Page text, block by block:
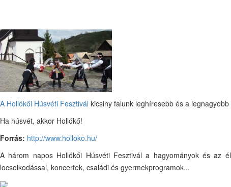
A Hollókői Húsvéti Fesztivál kicsiny falunk leghíresebb és a legnagyobb
Ha húsvét, akkor Hollókő!
Forrás: http://www.holloko.hu/
A három napos Hollókői Húsvéti Fesztivál a hagyományok és az
locsolkodással, koncertek, családi és gyermekprogramok...